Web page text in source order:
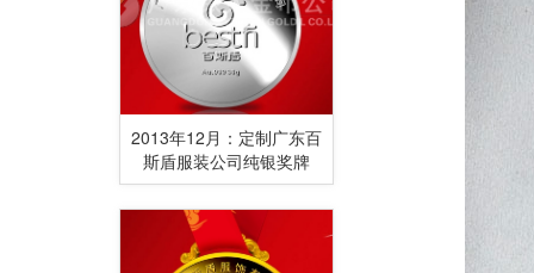
2013年12月：定制广东百
斯盾服装公司纯银奖牌